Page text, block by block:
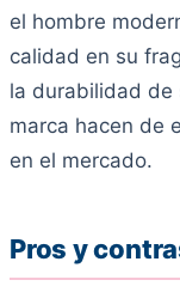
el hombre
calidad en su
la durabilidad de
marca hacen de
en el mercado.
Pros y